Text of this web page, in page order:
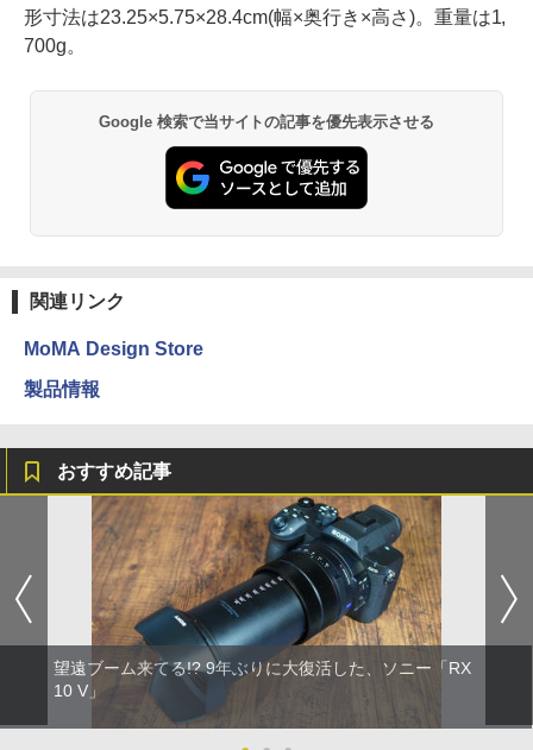
形寸法は23.25×5.75×28.4cm(幅×奥行き×高さ)。重量は1,
700g。
Google 検索で当サイトの記事を優先表示させる
関連リンク
MoMA Design Store
製品情報
おすすめ記事
望遠ブーム来てる!? 9年ぶりに大復活した、ソニー「RX
10 V」